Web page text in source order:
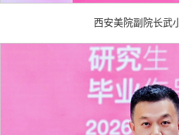
西安美院副院长武